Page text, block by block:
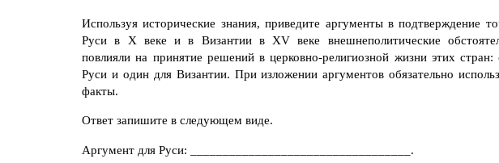
Используя исторические знания, приведите аргументы в подтверждение
Руси в X веке и в Византии в XV веке внешнеполитические
повлияли на принятие решений в церковно-религиозной жизни этих
Руси и один для Византии. При изложении аргументов обязательно
факты.
Ответ запишите в следующем виде.
Аргумент для Руси: __________________________________.